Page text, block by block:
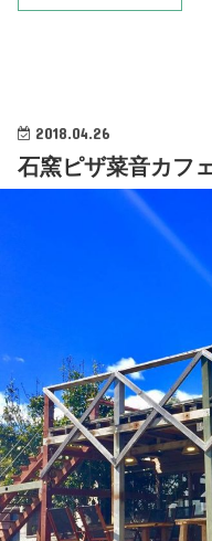
2018.04.26
石窯ピザ菜音カフ